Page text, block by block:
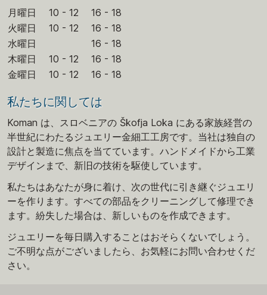
月曜日 10 - 12
16 - 18
火曜日
10 - 12
16 - 18
水曜日
16 - 18
木曜日
10 - 12
16 - 18
金曜日
10 - 12 16 - 18
私たちに関しては
Koman は、スロベニアの Škofja Loka にある家族経営の
半世紀にわたるジュエリー金細工工房です。当社は独自の
設計と製造に焦点を当てています。ハンドメイドから工業
デザインまで、新旧の技術を駆使しています。
私たちはあなたが身に着け、次の世代に引き継ぐジュエリ
ーを作ります。すべての部品をクリーニングして修理でき
ます。紛失した場合は、新しいものを作成できます。
ジュエリーを毎日購入することはおそらくないでしょう。
ご不明な点がございましたら、お気軽にお問い合わせくだ
さい。